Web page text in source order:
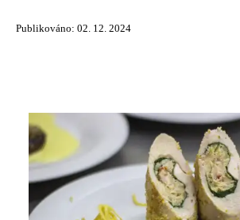
Publikováno: 02. 12. 2024